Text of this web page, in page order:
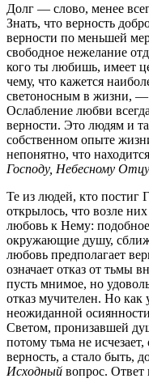
Долг — слово, менее
Знать, что верность
верности по меньшей
свободное нежелание
кого ты любишь, имеет
чему, что кажется
светоносным в жизни, —
Ослабление любви
верности. Это людям и
собственном опыте
непонятно, что
Господу, Небесному Отцу
Те из людей, кто постиг
открылось, что возле
любовь к Нему:
окружающие душу,
любовь предполагает
означает отказ от тьмы
пусть мнимое, но
отказ мучителен. Но
неожиданной
Светом, пронизавшей
потому тьма не
верность, а стало быть,
Исходный вопрос. Ответ